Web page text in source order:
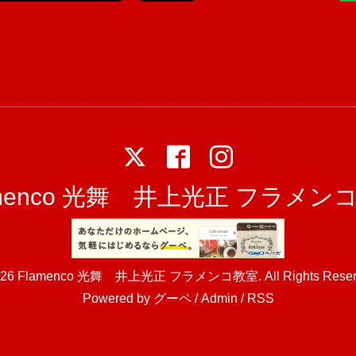
光舞 井上光正 フラメン
Flamenco 光舞 井上光正 フラメンコ教室. All Rights
Powered by グーペ/Admin / RSS